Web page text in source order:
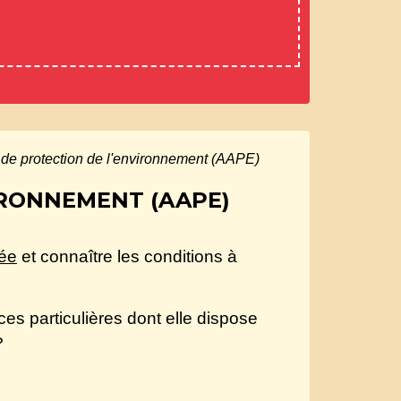
protection de l'environnement (AAPE)
(AAPE)
et connaître les conditions à
particulières dont elle dispose